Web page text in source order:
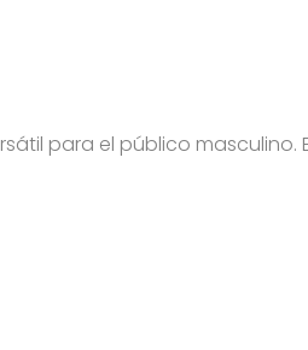
para el público masculino.